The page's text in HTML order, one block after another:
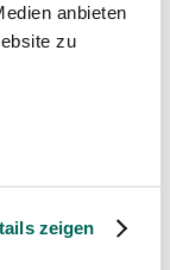
anbieten
zu
zeigen
Tierpark Bern